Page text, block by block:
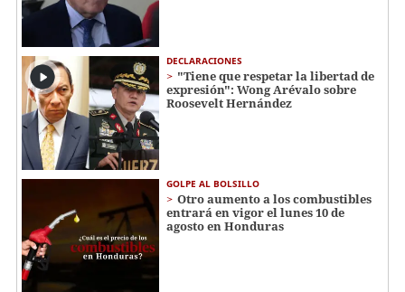
DECLARACIONES
"Tiene que respetar la libertad de
expresión": Wong Arévalo sobre
Roosevelt Hernández
GOLPE AL BOLSILLO
Otro aumento a los combustibles
entrará en vigor el lunes 10 de
agosto en Honduras